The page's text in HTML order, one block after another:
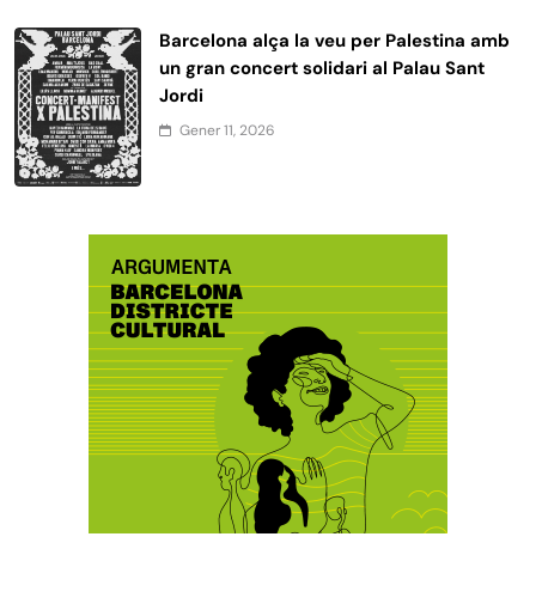
Barcelona alça la veu per Palestina amb
un gran concert solidari al Palau Sant
Jordi
Gener 11, 2026